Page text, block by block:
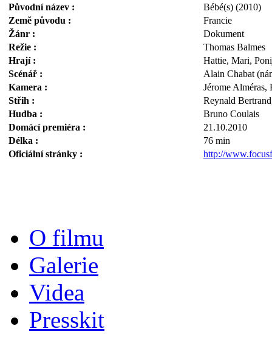
Původní název :
Bébé(s) (2010)
Země původu :
Francie
Žánr :
Dokument
Režie :
Thomas Balmes
Hrají :
Hattie, Mari,
Scénář :
Alain Chabat
Kamera :
Jérome Alméras,
Střih :
Reynald
Hudba :
Bruno Coulais
Domácí premiéra :
21.10.2010
Délka :
76 min
Oficiální stránky :
http://
O filmu
Galerie
Videa
Presskit